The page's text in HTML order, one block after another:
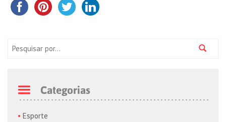
Pesquisa:
Categorias
Esporte